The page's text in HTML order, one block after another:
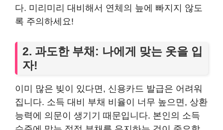
다. 미리미리 대비해서 연체의 늪에 빠지지 않도
록 주의하세요!
2. 과도한 부채: 나에게 맞는 옷을 입
자!
이미 많은 빚이 있다면, 신용카드 발급은 어려워
집니다. 소득 대비 부채 비율이 너무 높으면, 상환
능력에 의문이 생기기 때문입니다. 본인의 소득